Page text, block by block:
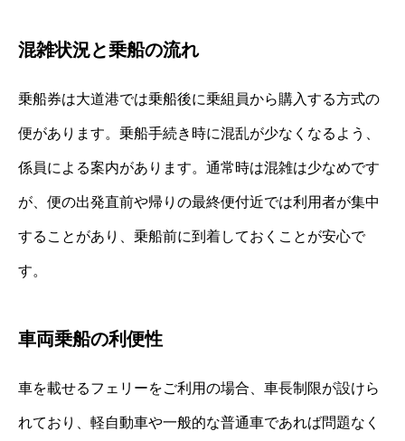
混雑状況と乗船の流れ
乗船券は大道港では乗船後に乗組員から購入する方式の
便があります。乗船手続き時に混乱が少なくなるよう、
係員による案内があります。通常時は混雑は少なめです
が、便の出発直前や帰りの最終便付近では利用者が集中
することがあり、乗船前に到着しておくことが安心で
す。
車両乗船の利便性
車を載せるフェリーをご利用の場合、車長制限が設けら
れており、軽自動車や一般的な普通車であれば問題なく